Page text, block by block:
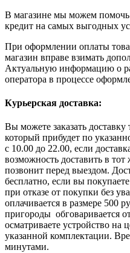
В магазине мы можем
кредит на самых выгодных
При оформлении оплаты
магазин вправе взимать
Актуальную информацию о
оператора в процессе
Курьерская доставка:
Вы можете заказать
который прибудет по
с 10.00 до 22.00, если
возможность доставить в
позвонит перед выездом.
бесплатно, если вы
при отказе от покупки без
оплачивается в размере 500
пригороды обговаривается
осматриваете устройство на
указанной комплектации.
минутами.